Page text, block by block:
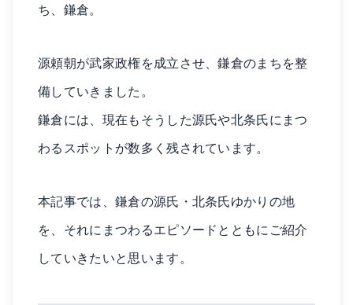
ち、鎌倉。
源頼朝が武家政権を成立させ、鎌倉のまちを整
備していきました。
鎌倉には、現在もそうした源氏や北条氏にまつ
わるスポットが数多く残されています。
本記事では、鎌倉の源氏・北条氏ゆかりの地
を、それにまつわるエピソードとともにご紹介
していきたいと思います。